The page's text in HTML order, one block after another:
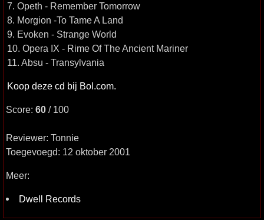
7. Opeth - Remember Tomorrow
8. Morgion -To Tame A Land
9. Evoken - Strange World
10. Opera IX - Rime Of The Ancient Mariner
11. Absu - Transylvania
Koop deze cd bij Bol.com.
Score: 60 / 100
Reviewer: Tonnie
Toegevoegd: 12 oktober 2001
Meer:
Dwell Records